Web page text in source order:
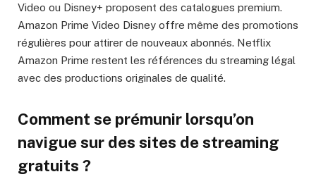
Video ou Disney+ proposent des catalogues premium.
Amazon Prime Video Disney offre même des promotions
régulières pour attirer de nouveaux abonnés. Netflix
Amazon Prime restent les références du streaming légal
avec des productions originales de qualité.
Comment se prémunir lorsqu’on
navigue sur des sites de streaming
gratuits ?